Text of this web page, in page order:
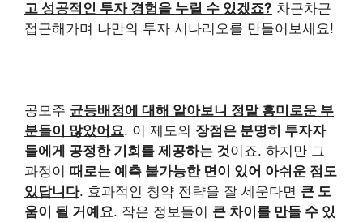
고 성공적인 투자 경험을 누릴 수 있겠죠? 차근차근
접근해가며 나만의 투자 시나리오를 만들어보세요!
공모주 균등배정에 대해 알아보니 정말 흥미로운 부
분들이 많았어요. 이 제도의 장점은 분명히 투자자
들에게 공정한 기회를 제공하는 것이죠. 하지만 그
과정이 때로는 예측 불가능한 면이 있어 아쉬운 점도
있답니다. 효과적인 청약 전략을 잘 세운다면 큰 도
움이 될 거예요. 작은 정보들이 큰 차이를 만들 수 있